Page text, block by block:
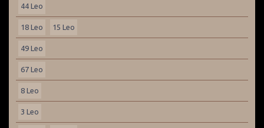
44 Leo
18 Leo 15 Leo
49 Leo
67 Leo
8 Leo
3 Leo